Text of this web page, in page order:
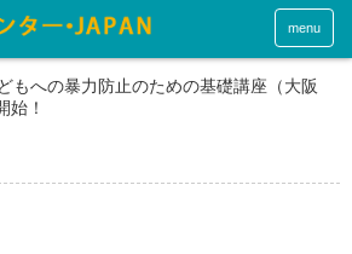
menu
もへの暴力防止のための基礎講座（大阪
始！